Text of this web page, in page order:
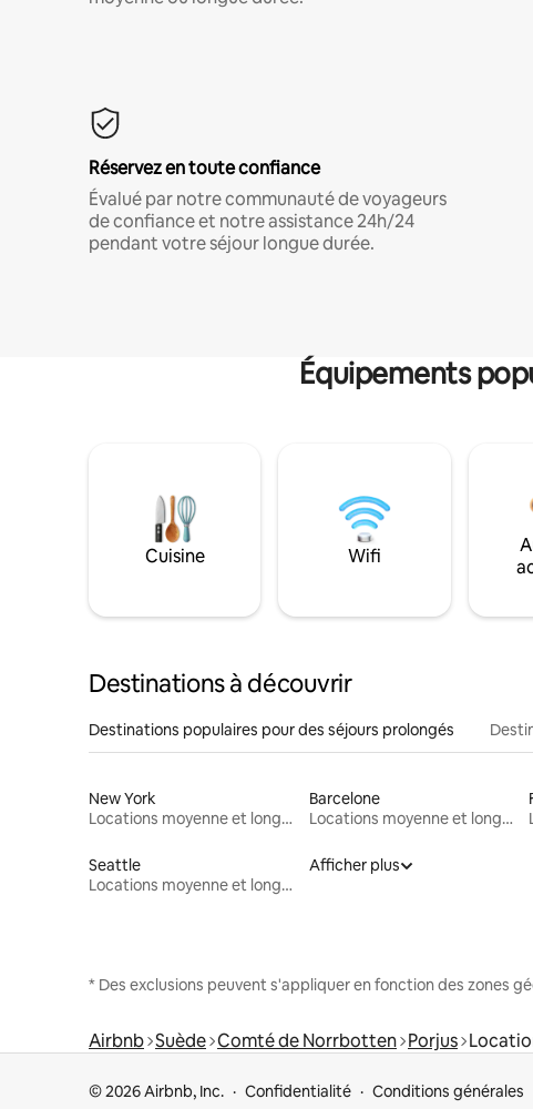
Réservez en toute confiance
Évalué par notre communauté de voyageurs
de confiance et notre assistance 24h/24
pendant votre séjour longue durée.
Équipements
Cuisine Wifi
Destinations à découvrir
Destinations populaires pour des séjours prolongés
New York
Locations moyenne et longue durée
Barcelone
Locations moyenne et longue durée
Seattle
Locations moyenne et longue durée
Afficher plus
* Des exclusions peuvent s'appliquer en fonction des zones
Airbnb Suède Comté de Norrbotten Porjus
© 2026 Airbnb, Inc. Confidentialité Conditions générales